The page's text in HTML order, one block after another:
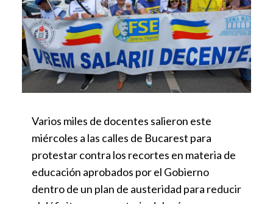
Varios miles de docentes salieron este
miércoles a las calles de Bucarest para
protestar contra los recortes en materia de
educación aprobados por el Gobierno
dentro de un plan de austeridad para reducir